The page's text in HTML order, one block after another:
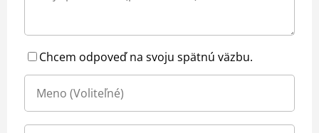
Chcem odpoveď na svoju spätnú väzbu.